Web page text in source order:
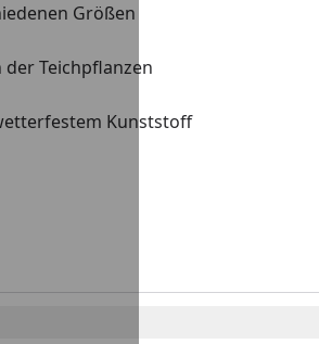
Größen
Teichpflanzen
Kunststoff